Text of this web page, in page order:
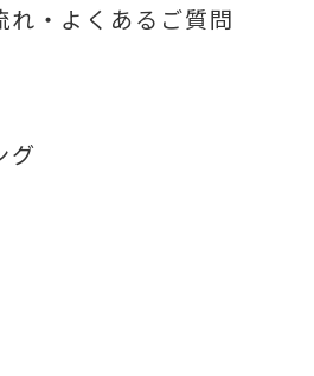
れ・よくあるご質問
グ